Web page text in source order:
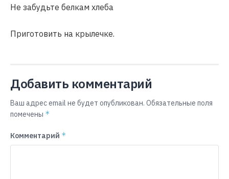
Не забудьте белкам хлеба
Приготовить на крылечке.
Добавить комментарий
Ваш адрес email не будет опубликован. Обязательные поля
помечены *
Комментарий *